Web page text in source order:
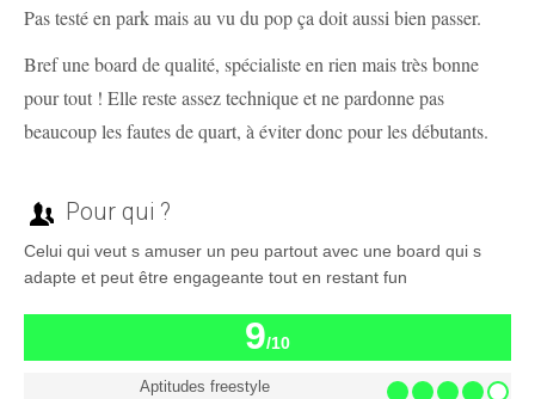
Pas testé en park mais au vu du pop ça doit aussi bien passer.
Bref une board de qualité, spécialiste en rien mais très bonne
pour tout ! Elle reste assez technique et ne pardonne pas
beaucoup les fautes de quart, à éviter donc pour les débutants.
Pour qui ?
Celui qui veut s amuser un peu partout avec une board qui s
adapte et peut être engageante tout en restant fun
9/10
Aptitudes freestyle